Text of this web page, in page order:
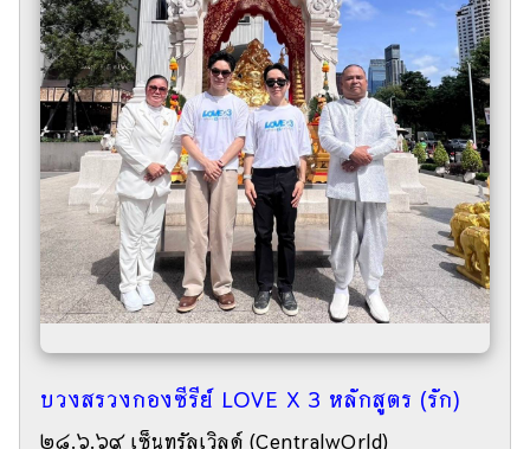
บวงสรวงกองซีรีย์ LOVE X 3 หลักสูตร (รัก)
๒๘.๖.๖๙ เซ็นทรัลเวิลด์ (CentralwOrld)